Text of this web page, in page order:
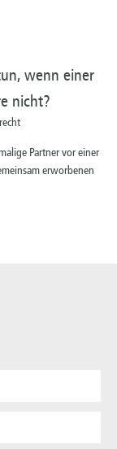
wenn einer
nicht?
Partner vor einer
erworbenen